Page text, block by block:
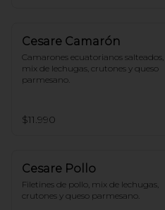
Cesare Camarón
Camarones ecuatorianos salteados,
mix de lechugas, crutones y queso
parmesano.
$11.990
Cesare Pollo
Filetines de pollo, mix de lechugas,
crutones y queso parmesano.